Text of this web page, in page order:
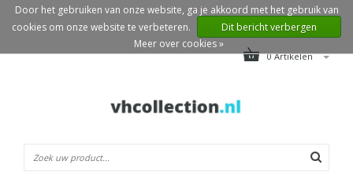
0 Artikelen
Door het gebruiken van onze website, ga je akkoord met het gebruik van
cookies om onze website te verbeteren.
Dit bericht verbergen
Meer over cookies »